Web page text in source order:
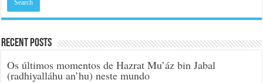
Recent Posts
Os últimos momentos de Hazrat Mu’áz bin Jabal
(radhiyalláhu an’hu) neste mundo